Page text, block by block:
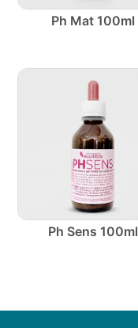
Ph Mat 100ml
Ph Sens 100ml